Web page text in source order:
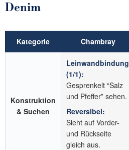
Denim
Kategorie Chambray
Konstruktion
& Suchen
Leinwandbindung
(1/1):
Gesprenkelt “Salz
und Pfeffer” sehen.
Reversibel:
Sieht auf Vorder-
und Rückseite
gleich aus.